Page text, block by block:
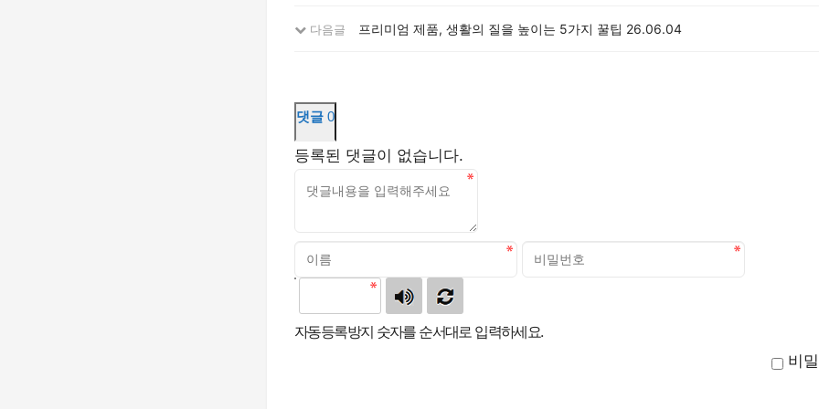
다음글 프리미엄 제품, 생활의 질을 높이는 5가지 꿀팁 26.06.04
댓글 0
등록된 댓글이 없습니다.
자동등록방지 숫자를 순서대로 입력하세요.
비